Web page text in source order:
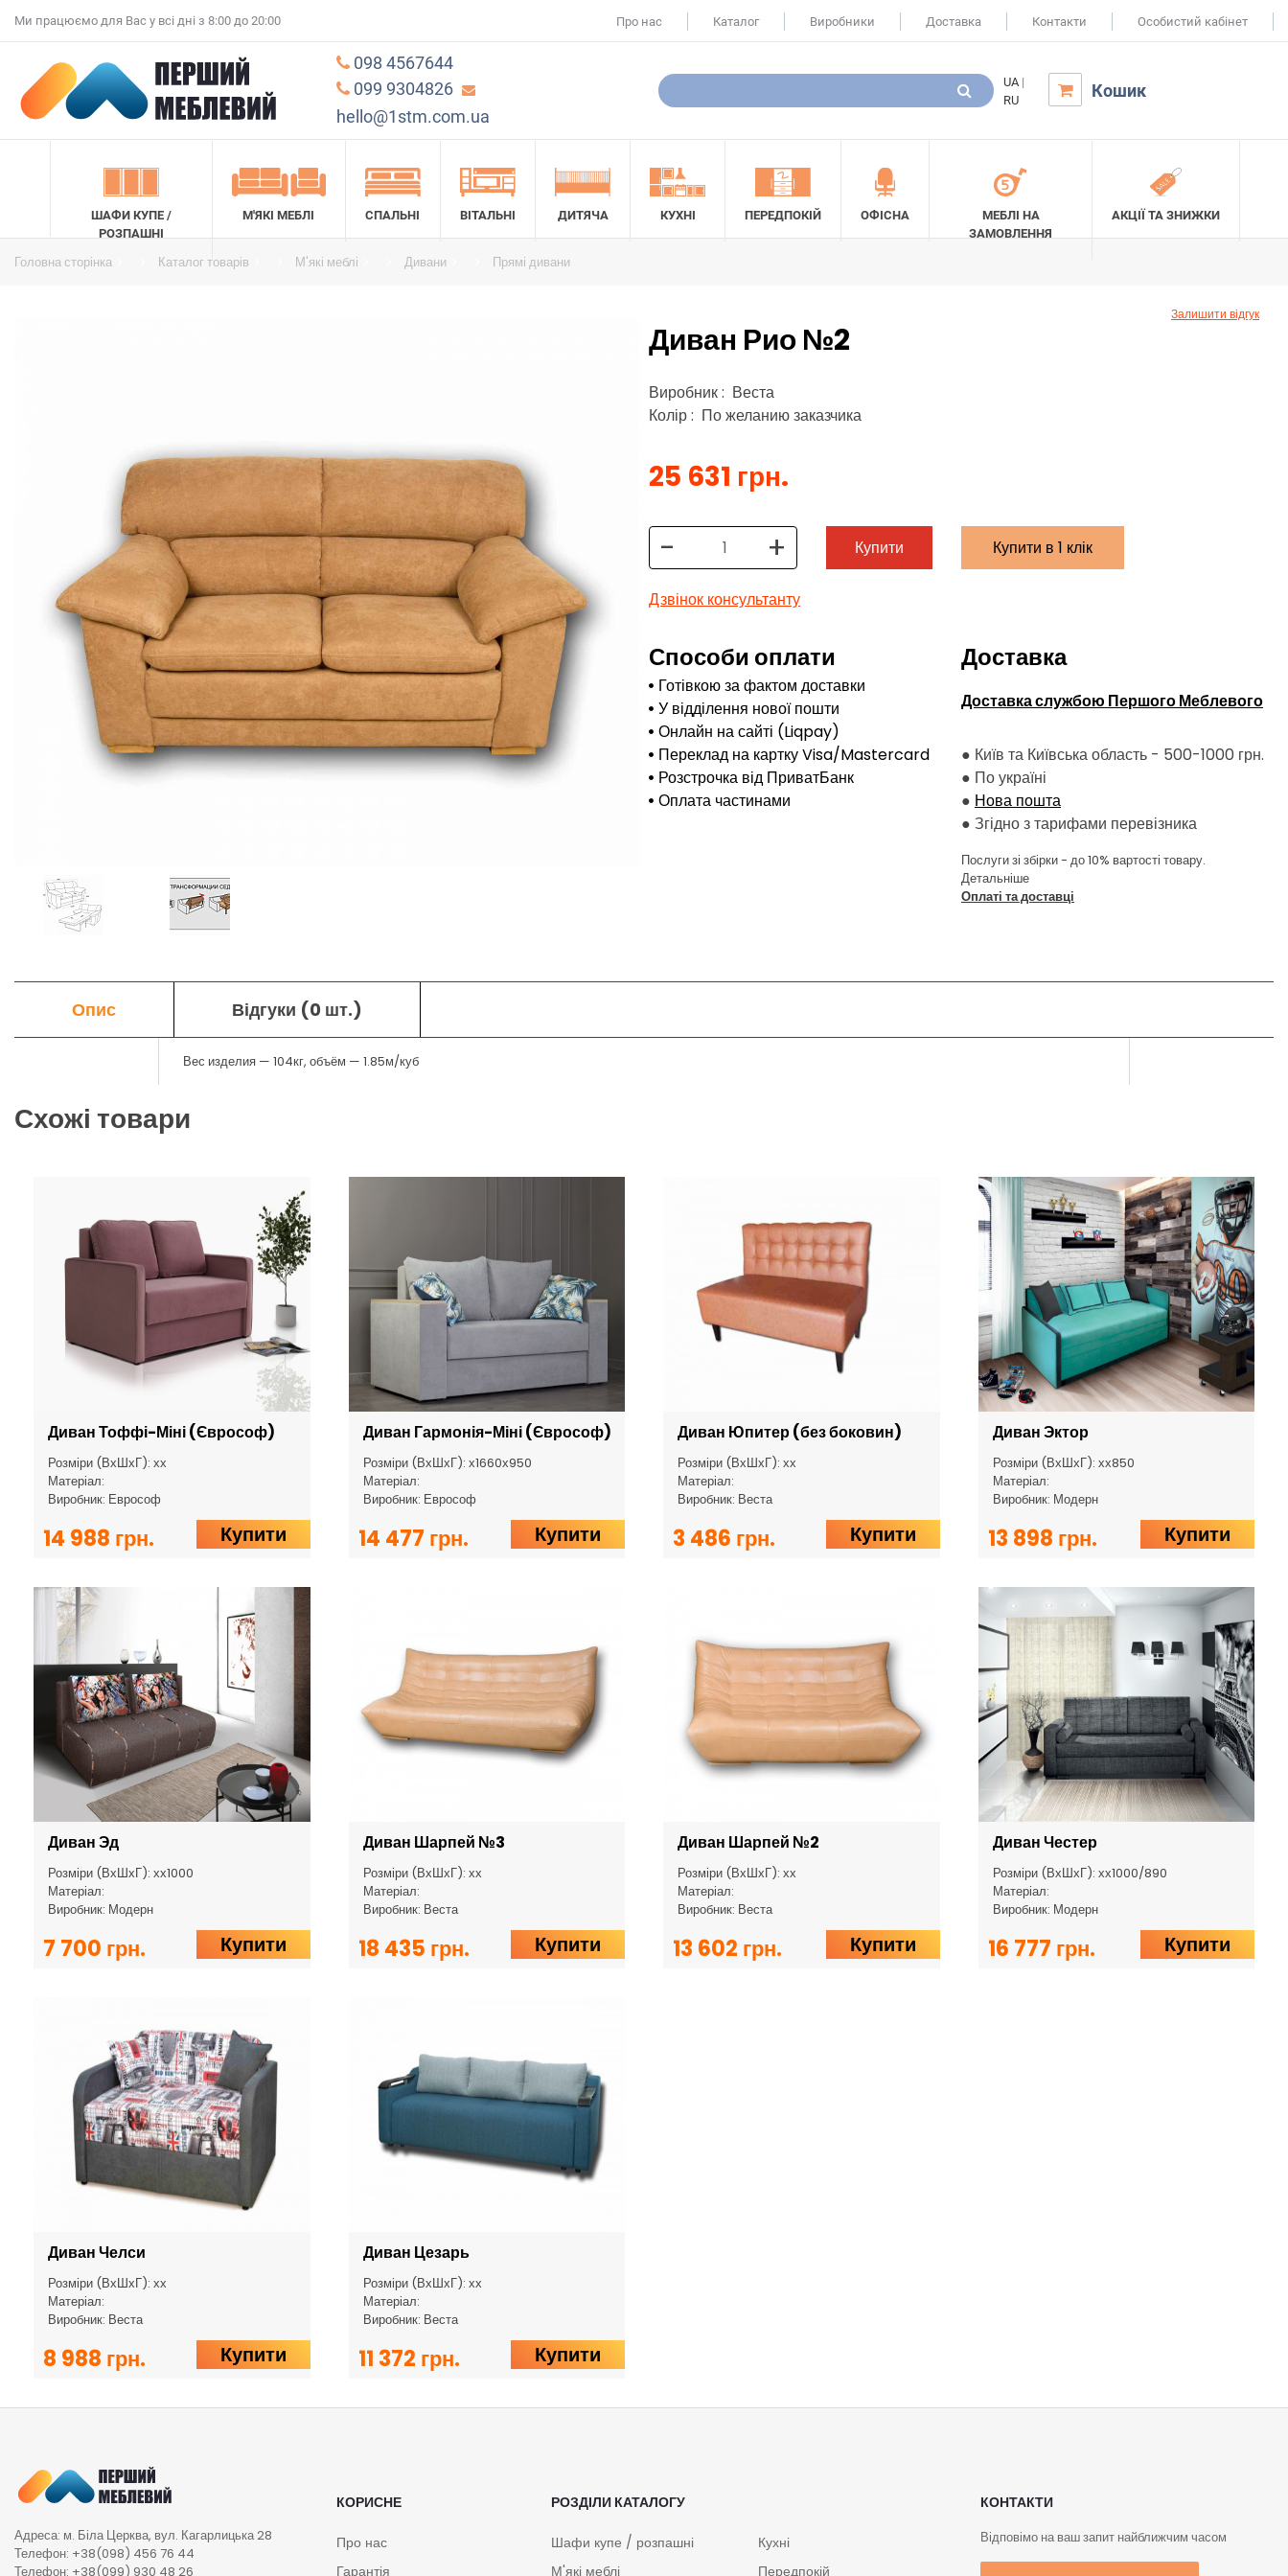
Ми працюємо для Вас у всі дні з 8:00 до 20:00 Про нас Каталог Виробники Доставка Контакти Особистий кабінет
098 4567644
099 9304826
hello@1stm.com.ua
UA |
RU
 Кошик
ШАФИ КУПЕ /
РОЗПАШНІ
М'ЯКІ МЕБЛІ СПАЛЬНІ ВІТАЛЬНІ ДИТЯЧА КУХНІ ПЕРЕДПОКІЙ ОФІСНА
МЕБЛІ НА
ЗАМОВЛЕННЯ
АКЦІЇ ТА ЗНИЖКИ
Головна сторінка Каталог товарів М'які меблі Дивани Прямі дивани
Диван Рио №2
Залишити відгук
Виробник : Веста
Колір : По желанию заказчика
25 631 грн.
- + Купити Купити в 1 клік
Дзвінок консультанту
Способи оплати
Готівкою за фактом доставки
У відділення нової пошти
Онлайн на сайті (Liqpay)
Переклад на картку Visa/Mastercard
Розстрочка від ПриватБанк
Оплата частинами
Доставка
Доставка службою Першого Меблевого
● Київ та Київська область - 500-1000 грн.
● По україні
● Нова пошта
● Згідно з тарифами перевізника
Послуги зі збірки - до 10% вартості товару.
Детальніше
Оплаті та доставці
Опис Відгуки (0 шт.)
Вес изделия — 104кг, объём — 1.85м/куб
Схожі товари
Диван Тоффі-Міні (Єврософ)
Розміри (ВхШхГ): хх
Матеріал:
Виробник: Еврософ
14 988 грн. Купити
Диван Гармонія-Міні (Єврософ)
Розміри (ВхШхГ): х1660х950
Матеріал:
Виробник: Еврософ
14 477 грн. Купити
Диван Юпитер (без боковин)
Розміри (ВхШхГ): хх
Матеріал:
Виробник: Веста
3 486 грн. Купити
Диван Эктор
Розміри (ВхШхГ): хх850
Матеріал:
Виробник: Модерн
13 898 грн. Купити
Диван Эд
Розміри (ВхШхГ): хх1000
Матеріал:
Виробник: Модерн
7 700 грн. Купити
Диван Шарпей №3
Розміри (ВхШхГ): хх
Матеріал:
Виробник: Веста
18 435 грн. Купити
Диван Шарпей №2
Розміри (ВхШхГ): хх
Матеріал:
Виробник: Веста
13 602 грн. Купити
Диван Честер
Розміри (ВхШхГ): хх1000/890
Матеріал:
Виробник: Модерн
16 777 грн. Купити
Диван Челси
Розміри (ВхШхГ): хх
Матеріал:
Виробник: Веста
8 988 грн. Купити
Диван Цезарь
Розміри (ВхШхГ): хх
Матеріал:
Виробник: Веста
11 372 грн. Купити
Адреса: м. Біла Церква, вул. Кагарлицька 28
Телефон: +38(098) 456 76 44
Телефон: +38(099) 930 48 26
КОРИСНЕ
Про нас
Гарантія
РОЗДІЛИ КАТАЛОГУ
Шафи купе / розпашні
М'які меблі
Кухні
Передпокій
КОНТАКТИ
Відповімо на ваш запит найближчим часом